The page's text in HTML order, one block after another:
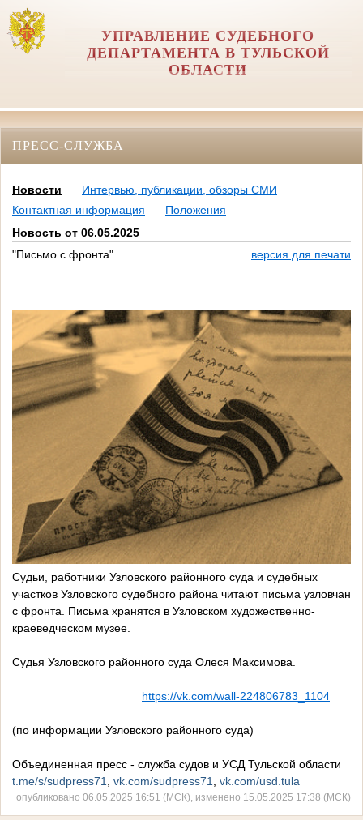
УПРАВЛЕНИЕ СУДЕБНОГО
ДЕПАРТАМЕНТА В ТУЛЬСКОЙ
ОБЛАСТИ
ПРЕСС-СЛУЖБА
Новости
Интервью, публикации, обзоры СМИ
Контактная информация
Положения
Новость от 06.05.2025
"Письмо с фронта"
версия для печати
Судьи, работники Узловского районного суда и судебных
участков Узловского судебного района читают письма узловчан
с фронта. Письма хранятся в Узловском художественно-
краеведческом музее.
Судья Узловского районного суда Олеся Максимова.
https://vk.com/wall-224806783_1104
(по информации Узловского районного суда)
Объединенная пресс - служба судов и УСД Тульской области
t.me/s/sudpress71
vk.com/sudpress71 vk.com/usd.tula
опубликовано 06.05.2025 16:51 (МСК), изменено 15.05.2025 17:38 (МСК)